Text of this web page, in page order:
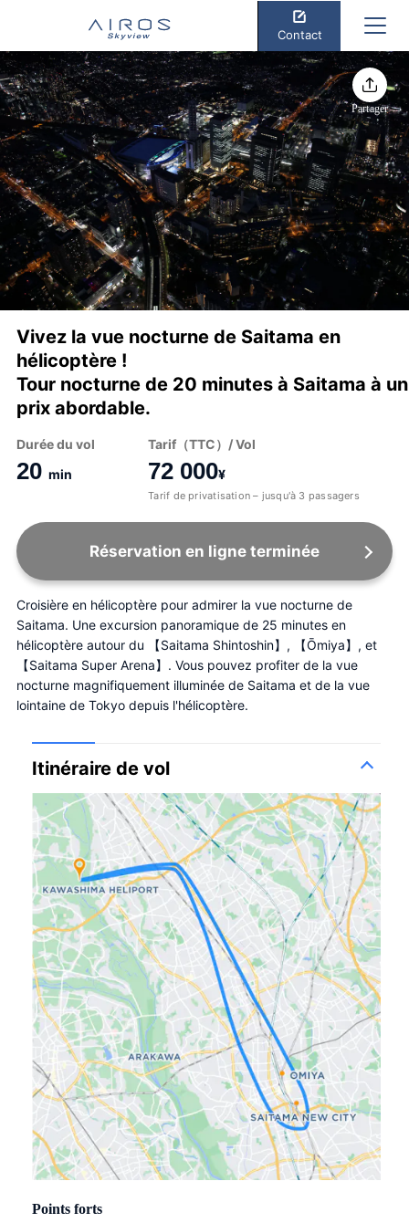
Contact
Partager
Vivez la vue nocturne de Saitama en
hélicoptère !
Tour nocturne de 20 minutes à Saitama à un
prix abordable.
Durée du vol
20 min
Tarif（TTC）/ Vol
72 000¥
Tarif de privatisation – jusqu'à 3 passagers
Réservation en ligne terminée
Croisière en hélicoptère pour admirer la vue nocturne de
Saitama. Une excursion panoramique de 25 minutes en
hélicoptère autour du 【Saitama Shintoshin】, 【Ōmiya】, et
【Saitama Super Arena】. Vous pouvez profiter de la vue
nocturne magnifiquement illuminée de Saitama et de la vue
lointaine de Tokyo depuis l'hélicoptère.
Itinéraire de vol
Points forts